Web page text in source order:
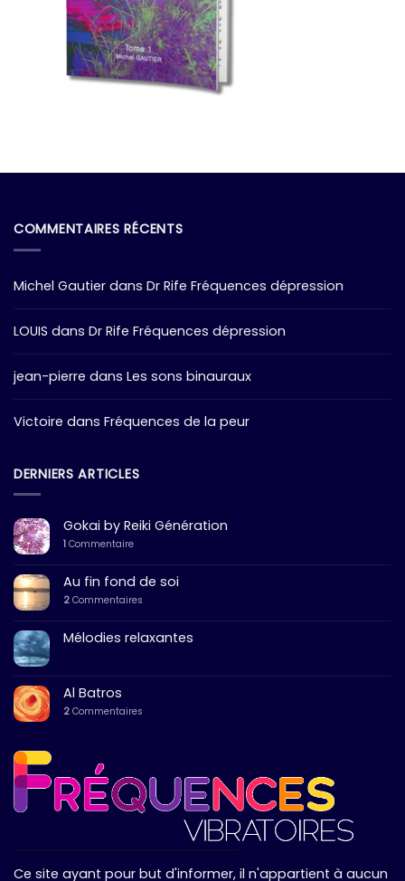
COMMENTAIRES RÉCENTS
Michel Gautier dans Dr Rife Fréquences dépression
LOUIS dans Dr Rife Fréquences dépression
jean-pierre dans Les sons binauraux
Victoire dans Fréquences de la peur
DERNIERS ARTICLES
Gokai by Reiki Génération
1 Commentaire
Au fin fond de soi
2 Commentaires
Mélodies relaxantes
Al Batros
2 Commentaires
Ce site ayant pour but d'informer, il n'appartient à aucun